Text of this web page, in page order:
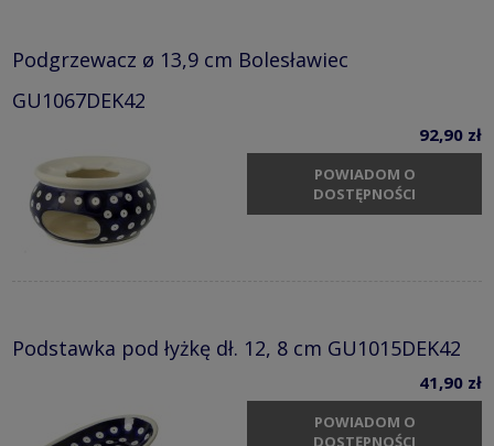
Podgrzewacz ø 13,9 cm Bolesławiec
GU1067DEK42
92,90 zł
POWIADOM O
DOSTĘPNOŚCI
Podstawka pod łyżkę dł. 12, 8 cm GU1015DEK42
41,90 zł
POWIADOM O
DOSTĘPNOŚCI